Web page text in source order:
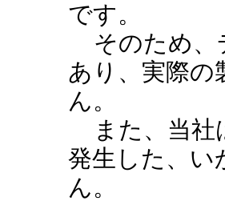
です。
そのため、
あり、実際の
ん。
また、当社
発生した、い
ん。